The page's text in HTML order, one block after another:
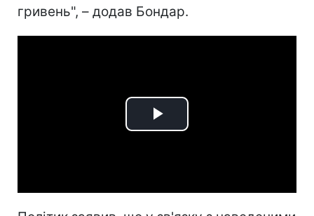
гривень", – додав Бондар.
Play